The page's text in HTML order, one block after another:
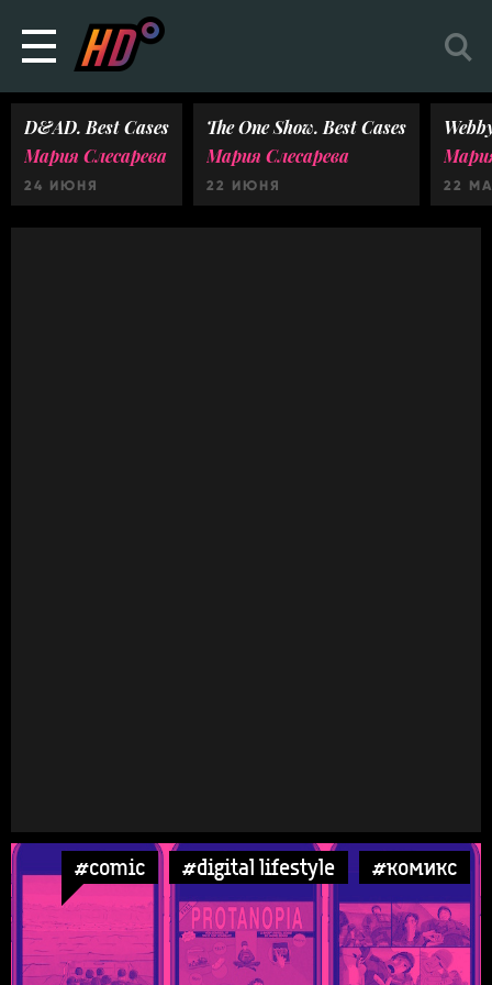
D&AD. Best Cases
Мария Слесарева
24 ИЮНЯ
The One Show. Best Cases
Мария Слесарева
22 ИЮНЯ 22
#comic #digital lifestyle #комикс